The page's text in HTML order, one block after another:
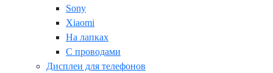
Sony
Xiaomi
На лапках
С проводами
Дисплеи для телефонов